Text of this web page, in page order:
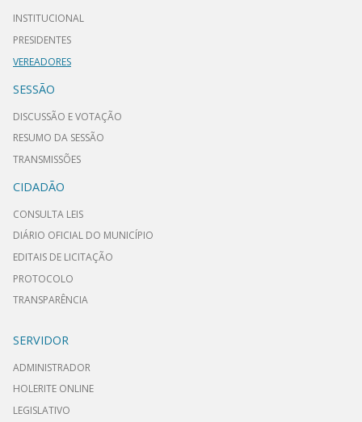
INSTITUCIONAL
PRESIDENTES
VEREADORES
SESSÃO
DISCUSSÃO E VOTAÇÃO
RESUMO DA SESSÃO
TRANSMISSÕES
CIDADÃO
CONSULTA LEIS
DIÁRIO OFICIAL DO MUNICÍPIO
EDITAIS DE LICITAÇÃO
PROTOCOLO
TRANSPARÊNCIA
SERVIDOR
ADMINISTRADOR
HOLERITE ONLINE
LEGISLATIVO